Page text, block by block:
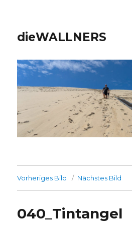
dieWALLNERS
Vorheriges Bild Nächstes Bild
040_Tintangel